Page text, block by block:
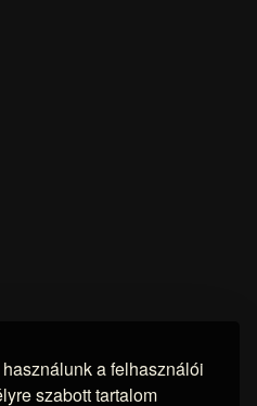
a felhasználói
szabott tartalom